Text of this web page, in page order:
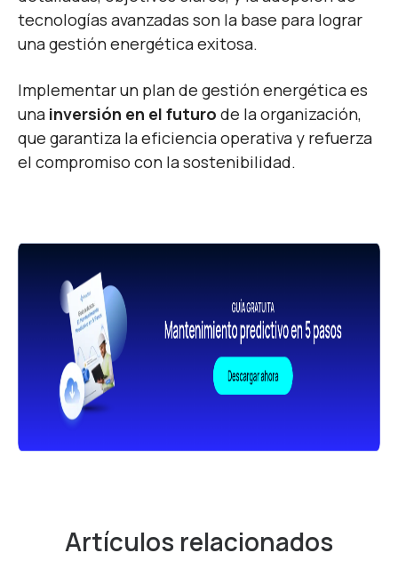
tecnologías avanzadas son la base para lograr
una gestión energética exitosa.
Implementar un plan de gestión energética es
una inversión en el futuro de la organización,
que garantiza la eficiencia operativa y refuerza
el compromiso con la sostenibilidad.
Artículos relacionados